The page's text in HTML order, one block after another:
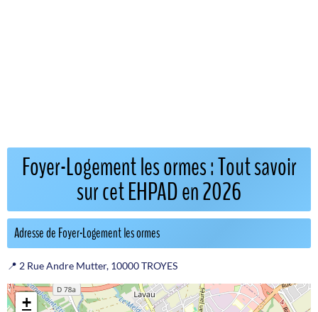
Foyer-Logement les ormes : Tout savoir
sur cet EHPAD en 2026
Adresse de Foyer-Logement les ormes
📍 2 Rue Andre Mutter, 10000 TROYES
+